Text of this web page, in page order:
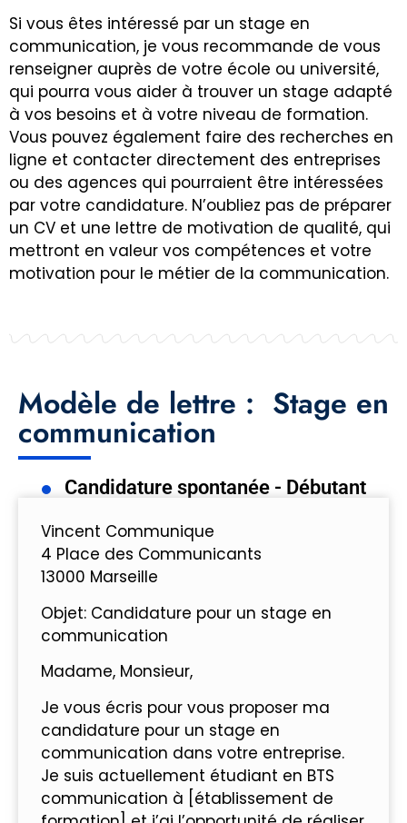
Si vous êtes intéressé par un stage en
communication, je vous recommande de vous
renseigner auprès de votre école ou université,
qui pourra vous aider à trouver un stage adapté
à vos besoins et à votre niveau de formation.
Vous pouvez également faire des recherches en
ligne et contacter directement des entreprises
ou des agences qui pourraient être intéressées
par votre candidature. N’oubliez pas de préparer
un CV et une lettre de motivation de qualité, qui
mettront en valeur vos compétences et votre
motivation pour le métier de la communication.
Modèle de lettre : Stage en
communication
Candidature spontanée - Débutant
Vincent Communique
4 Place des Communicants
13000 Marseille
Objet: Candidature pour un stage en
communication
Madame, Monsieur,
Je vous écris pour vous proposer ma
candidature pour un stage en
communication dans votre entreprise.
Je suis actuellement étudiant en BTS
communication à [établissement de